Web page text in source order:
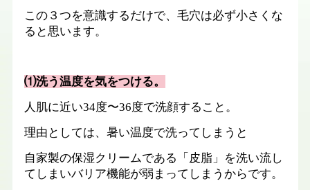
この３つを意識するだけで、毛穴は必ず小さくな
ると思います。
⑴洗う温度を気をつける。
人肌に近い34度〜36度で洗顔すること。
理由としては、暑い温度で洗ってしまうと
自家製の保湿クリームである「皮脂」を洗い流し
てしまいバリア機能が弱まってしまうからです。